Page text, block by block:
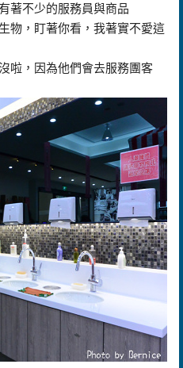
著不少的服務員與商品
物，盯著你看，我著實不愛這
啦，因為他們會去服務團客